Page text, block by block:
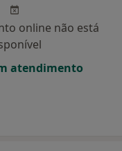
online não está
atendimento